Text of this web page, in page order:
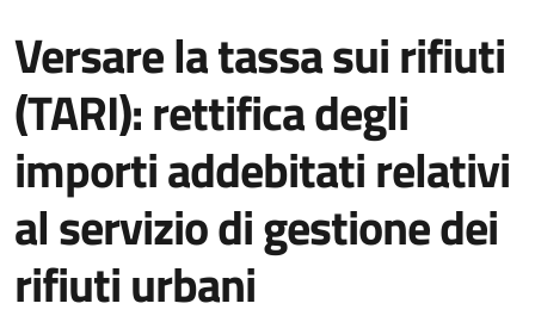
Versare la tassa sui rifiuti
(TARI): rettifica degli
importi addebitati relativi
al servizio di gestione dei
rifiuti urbani